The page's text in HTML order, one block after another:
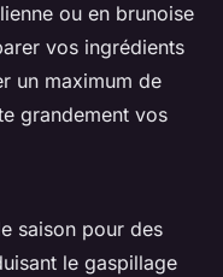
ou en brunoise
vos ingrédients
un maximum de
grandement vos
saison pour des
le gaspillage